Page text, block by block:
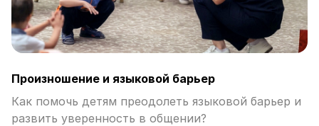
Произношение и языковой барьер
Как помочь детям преодолеть языковой барьер и
развить уверенность в общении?